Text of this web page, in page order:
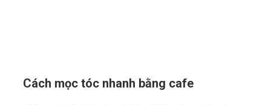
Cách mọc tóc nhanh bằng cafe